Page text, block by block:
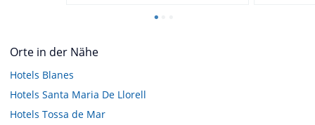
Orte in der Nähe
Hotels Blanes
Hotels Santa Maria De Llorell
Hotels Tossa de Mar